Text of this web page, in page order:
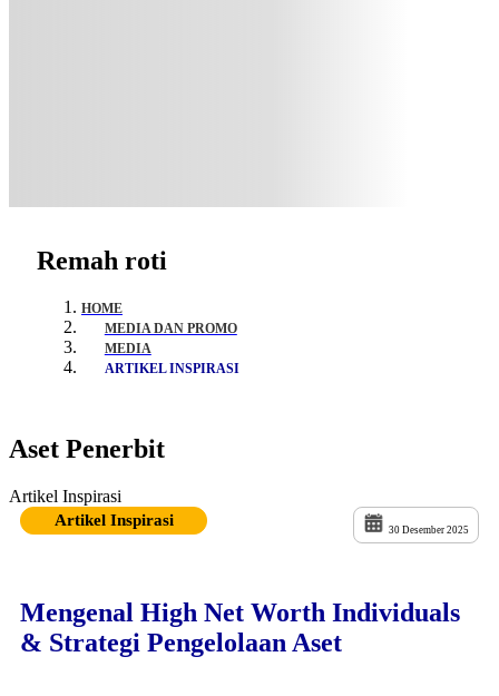
Remah roti
HOME
MEDIA DAN PROMO
MEDIA
ARTIKEL INSPIRASI
Aset Penerbit
Artikel Inspirasi
Artikel Inspirasi
30 Desember 2025
Mengenal High Net Worth Individuals
& Strategi Pengelolaan Aset